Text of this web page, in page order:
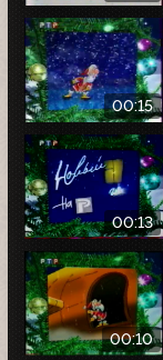
00:15
00:13
00:10